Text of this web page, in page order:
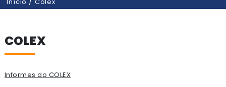
COLEX
Informes do COLEX